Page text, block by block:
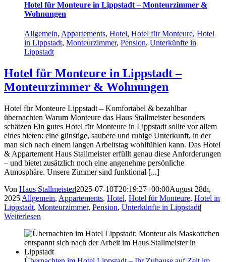
Hotel für Monteure in Lippstadt – Monteurzimmer &
Wohnungen
Allgemein, Appartements, Hotel, Hotel für Monteure, Hotel
in Lippstadt, Monteurzimmer, Pension, Unterkünfte in
Lippstadt
Hotel für Monteure in Lippstadt –
Monteurzimmer & Wohnungen
Hotel für Monteure Lippstadt – Komfortabel & bezahlbar
übernachten Warum Monteure das Haus Stallmeister besonders
schätzen Ein gutes Hotel für Monteure in Lippstadt sollte vor allem
eines bieten: eine günstige, saubere und ruhige Unterkunft, in der
man sich nach einem langen Arbeitstag wohlfühlen kann. Das Hotel
& Appartement Haus Stallmeister erfüllt genau diese Anforderungen
– und bietet zusätzlich noch eine angenehme persönliche
Atmosphäre. Unsere Zimmer sind funktional [...]
Von Haus Stallmeister|2025-07-10T20:19:27+00:00August 28th,
2025|Allgemein, Appartements, Hotel, Hotel für Monteure, Hotel in
Lippstadt, Monteurzimmer, Pension, Unterkünfte in Lippstadt|
Weiterlesen